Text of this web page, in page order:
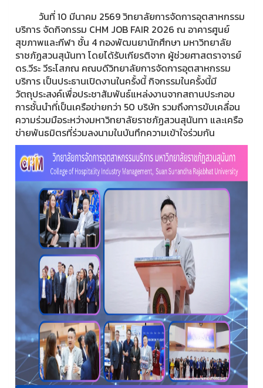
วันที่ 10 มีนาคม 2569 วิทยาลัยการจัดการอุตสาหกรรม
บริการ จัดกิจกรรม CHM JOB FAIR 2026 ณ อาคารศูนย์
สุขภาพและกีฬา ชั้น 4 กองพัฒนยานักศึกษา มหาวิทยาลัย
ราชภัฏสวนสุนันทา โดยได้รับเกียรติจาก ผู้ช่วยศาสตราจารย์
ดร.วีระ วีระโสภณ คณบดีวิทยาลัยการจัดการอุตสาหกรรม
บริการ เป็นประธานเปิดงานในครั้งนี้ กิจกรรมในครั้งนี้มี
วัตถุประสงค์เพื่อประชาสัมพันธ์แหล่งงานจากสถานประกอบ
การชั้นนําที่เป็นเครือข่ายกว่า 50 บริษัท รวมถึงการขับเคลื่อน
ความร่วมมือระหว่างมหาวิทยาลัยราชภัฏสวนสุนันทา และเครือ
ข่ายพันธมิตรที่ร่วมลงนามในบันทึกความเข้าใจร่วมกัน